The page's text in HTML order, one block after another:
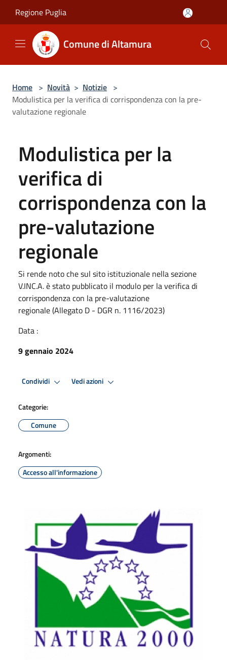
Regione Puglia
Comune di Altamura
Home > Novità > Notizie >
Modulistica per la verifica di corrispondenza con la pre-
valutazione regionale
Modulistica per la
verifica di
corrispondenza con la
pre-valutazione
regionale
Si rende noto che sul sito istituzionale nella sezione
V.INC.A. è stato pubblicato il modulo per la verifica di
corrispondenza con la pre-valutazione
regionale (Allegato D - DGR n. 1116/2023)
Data :
9 gennaio 2024
Condividi Vedi azioni
Categorie:
Comune
Argomenti:
Accesso all'informazione